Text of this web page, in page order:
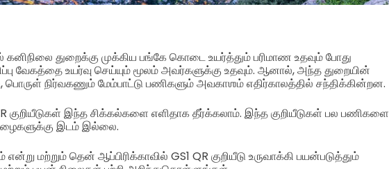
கனிநிலை துறைக்கு முக்கிய பங்கே கொடை உயர்த்தும் பரிமாண உதவும் போது
வேகத்தை உயர்வு செய்யும் மூலம் அவர்களுக்கு உதவும். ஆனால், அந்த துறையின்
நிர்வகணும் மேம்பாட்டு பணிகளும் அவகாஶம் எதிர்காலத்தில் சந்திக்கின்றன.
குறியீடுகள் இந்த சிக்கல்களை எளிதாக தீர்க்கலாம். இந்த குறியீடுகள் பல பணிகளை
இடம் இல்லை.
மற்றும் தென் ஆப்பிரிக்காவில் GS1 QR குறியீடு உருவாக்கி பயன்படுத்தும்